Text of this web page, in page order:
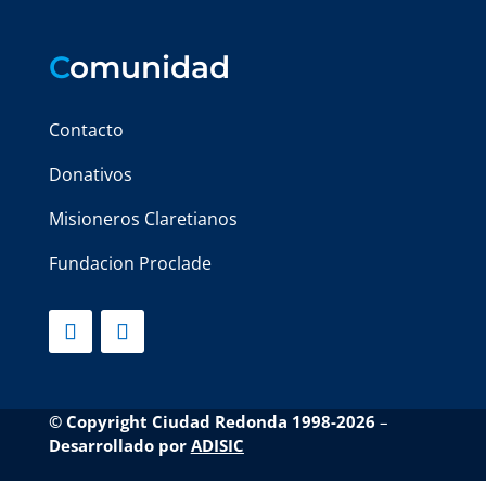
Comunidad
Contacto
Donativos
Misioneros Claretianos
Fundacion Proclade
© Copyright Ciudad Redonda 1998-2026 –
Desarrollado por ADISIC